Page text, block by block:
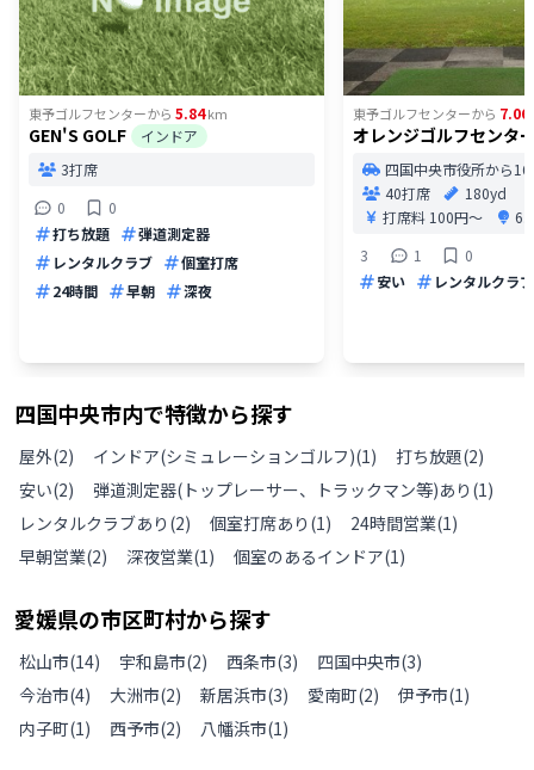
東予ゴルフセンターから 5.84km
GEN'S GOLF
インドア
3打席
0
0
打ち放題
弾道測定器
レンタルクラブ
個室打席
24時間
早朝 深夜
東予ゴルフセンターから 7.06
オレンジゴルフセンタ
四国中央市役所から16
40打席
180yd
打席料 100円〜
3
1
0
安い
レンタルクラブ
四国中央市内で特徴から探す
屋外(2) インドア(シミュレーションゴルフ)(1) 打ち放題(2)
安い(2) 弾道測定器(トップレーサー、トラックマン等)あり (1)
レンタルクラブあり (2) 個室打席あり (1) 24時間営業(1)
早朝営業(2) 深夜営業(1) 個室のあるインドア(1)
愛媛県の市区町村から探す
松山市(14) 宇和島市(2) 西条市(3) 四国中央市(3)
今治市(4) 大洲市(2) 新居浜市(3) 愛南町(2) 伊予市(1)
内子町(1) 西予市(2) 八幡浜市(1)